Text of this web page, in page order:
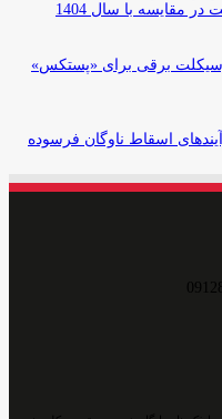
موتورسیکلت برقی برای «پستکس»
اسقاط ناوگان فرسوده